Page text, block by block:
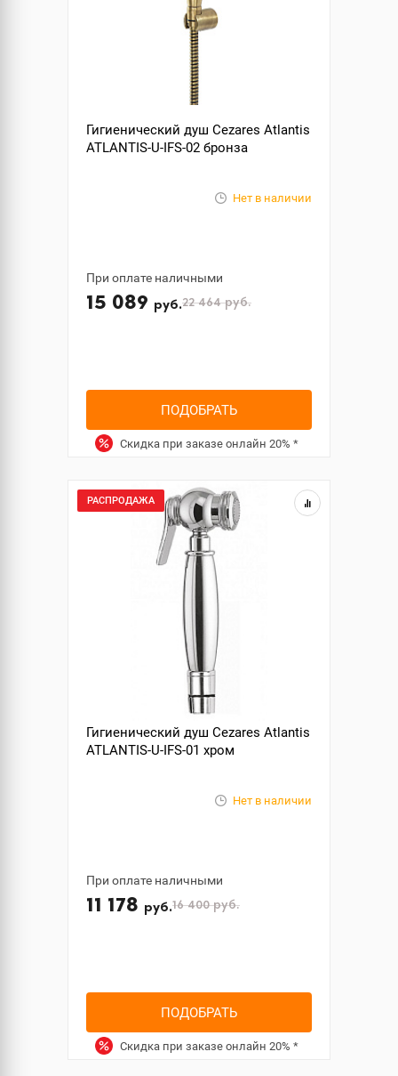
Гигиенический душ Cezares Atlantis
ATLANTIS-U-IFS-02 бронза
Нет в наличии
При оплате наличными
15 089 руб.22 464руб.
ПОДОБРАТЬ
Скидка при заказе онлайн 20% *
РАСПРОДАЖА
Гигиенический душ Cezares Atlantis
ATLANTIS-U-IFS-01 хром
Нет в наличии
При оплате наличными
11 178 руб.16 400руб.
ПОДОБРАТЬ
Скидка при заказе онлайн 20% *